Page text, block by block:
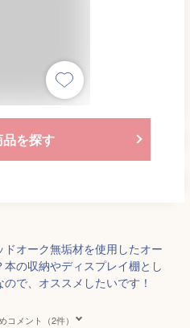
を探す
オーク無垢材を使用したオー
の収納やディスプレイ棚とし
で、オススメしたいです！
コメント（2件）